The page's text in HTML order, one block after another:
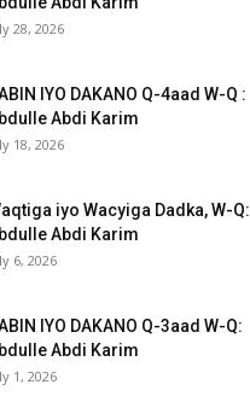
28, 2026
IYO DAKANO Q-4aad W-Q :
Abdi Karim
18, 2026
iyo Wacyiga Dadka, W-Q:
Abdi Karim
6, 2026
IYO DAKANO Q-3aad W-Q:
Abdi Karim
1, 2026